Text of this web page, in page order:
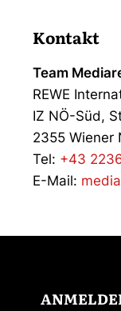
Kontakt
Team
REWE
IZ NÖ-Süd,
2355 Wiener
Tel: +43
E-Mail: